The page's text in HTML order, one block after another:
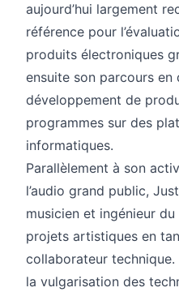
aujourd’hui largement
référence pour
produits électroniques
ensuite son parcours en
développement de
programmes sur des
informatiques.
Parallèlement à son
l’audio grand public,
musicien et ingénieur
projets artistiques en
collaborateur
la vulgarisation des